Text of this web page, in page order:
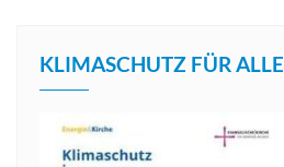
KLIMASCHUTZ FÜR ALLE